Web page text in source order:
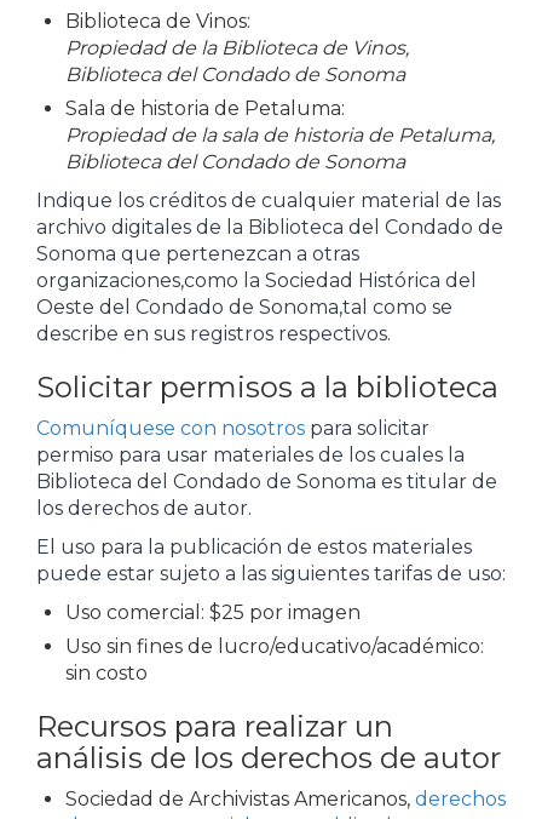
Biblioteca de Vinos:
Propiedad de la Biblioteca de Vinos,
Biblioteca del Condado de Sonoma
Sala de historia de Petaluma:
Propiedad de la sala de historia de Petaluma,
Biblioteca del Condado de Sonoma
Indique los créditos de cualquier material de las
archivo digitales de la Biblioteca del Condado de
Sonoma que pertenezcan a otras
organizaciones,como la Sociedad Histórica del
Oeste del Condado de Sonoma,tal como se
describe en sus registros respectivos.
Solicitar permisos a la biblioteca
Comuníquese con nosotros para solicitar
permiso para usar materiales de los cuales la
Biblioteca del Condado de Sonoma es titular de
los derechos de autor.
El uso para la publicación de estos materiales
puede estar sujeto a las siguientes tarifas de uso:
Uso comercial: $25 por imagen
Uso sin fines de lucro/educativo/académico:
sin costo
Recursos para realizar un
análisis de los derechos de autor
Sociedad de Archivistas Americanos, derechos